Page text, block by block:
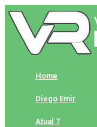
Skip
to
content
Home
Diego Emir
Atual 7